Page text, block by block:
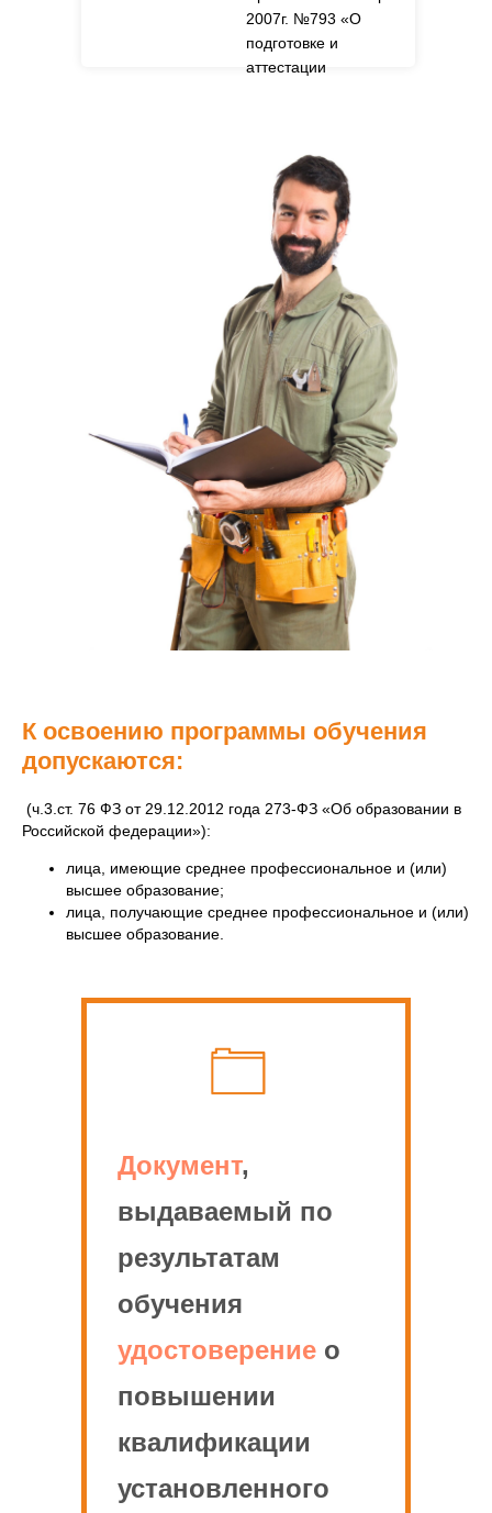
2007г. №793 «О
подготовке и
аттестации
области
обеспечения
экологической
безопасности».
К освоению программы обучения
допускаются:
(ч.3.ст. 76 ФЗ от 29.12.2012 года 273-ФЗ «Об образовании в
Российской федерации»):
лица, имеющие среднее профессиональное и (или)
высшее образование;
лица, получающие среднее профессиональное и (или)
высшее образование.
Документ,
выдаваемый по
результатам
обучения
удостоверение о
повышении
квалификации
установленного